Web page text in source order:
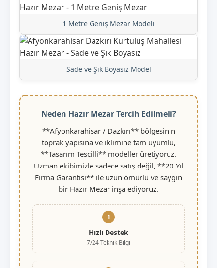
1 Metre Geniş Mezar Modeli
Sade ve Şık Boyasız Model
Neden Hazır Mezar Tercih Edilmeli?
**Afyonkarahisar / Dazkırı** bölgesinin
toprak yapısına ve iklimine tam uyumlu,
**Tasarım Tescilli** modeller üretiyoruz.
Uzman ekibimizle sadece satış değil, **20 Yıl
Firma Garantisi** ile uzun ömürlü ve saygın
bir Hazır Mezar inşa ediyoruz.
1
Hızlı Destek
7/24 Teknik Bilgi